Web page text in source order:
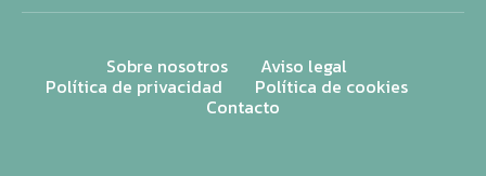
Sobre nosotros Aviso legal
Política de privacidad Política de cookies
Contacto